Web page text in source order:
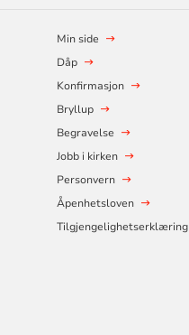
Min side
Dåp
Konfirmasjon
Bryllup
Begravelse
Jobb i kirken
Personvern
Åpenhetsloven
Tilgjengelighetserklæring